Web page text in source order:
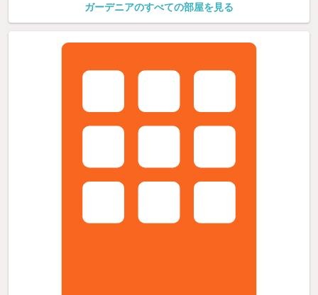
ガーデニアのすべての部屋を見る